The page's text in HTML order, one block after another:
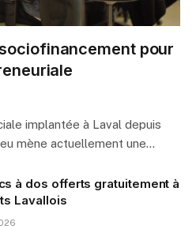
pour
implantée à Laval depuis
mène actuellement une…
à dos offerts gratuitement à
Lavallois